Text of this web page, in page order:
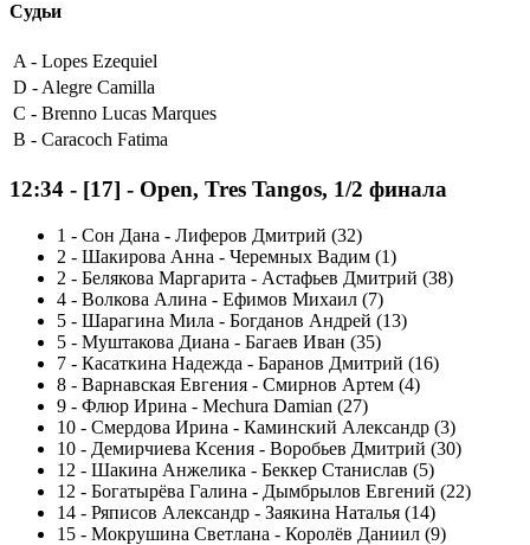
Судьи
A - Lopes Ezequiel
D - Alegre Camilla
C - Brenno Lucas Marques
B - Caracoch Fatima
12:34 - [17] - Open, Tres Tangos, 1/2 финала
1 - Сон Дана - Лиферов Дмитрий (32)
2 - Шакирова Анна - Черемных Вадим (1)
2 - Белякова Маргарита - Астафьев Дмитрий (38)
4 - Волкова Алина - Ефимов Михаил (7)
5 - Шарагина Мила - Богданов Андрей (13)
5 - Муштакова Диана - Багаев Иван (35)
7 - Касаткина Надежда - Баранов Дмитрий (16)
8 - Варнавская Евгения - Смирнов Артем (4)
9 - Флюр Ирина - Mechura Damian (27)
10 - Смердова Ирина - Каминский Александр (3)
10 - Демирчиева Ксения - Воробьев Дмитрий (30)
12 - Шакина Анжелика - Беккер Станислав (5)
12 - Богатырёва Галина - Дымбрылов Евгений (22)
14 - Ряписов Александр - Заякина Наталья (14)
15 - Мокрушина Светлана - Королёв Даниил (9)